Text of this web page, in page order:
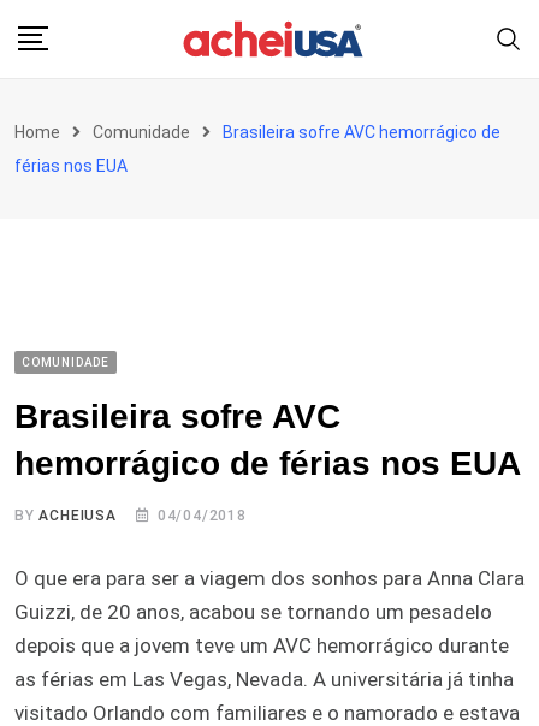
Home Comunidade
Brasileira sofre AVC hemorrágico de
férias nos EUA
COMUNIDADE
Brasileira sofre AVC
hemorrágico de férias nos EUA
BYACHEIUSA 04/04/2018
O que era para ser a viagem dos sonhos para Anna Clara
Guizzi, de 20 anos, acabou se tornando um pesadelo
depois que a jovem teve um AVC hemorrágico durante
as férias em Las Vegas, Nevada. A universitária já tinha
visitado Orlando com familiares e o namorado e estava